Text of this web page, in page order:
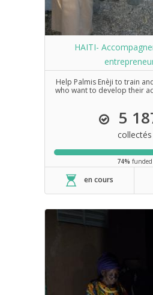
HAITI-
Help Palmis Enèji to train
who want to develop their
5
collectés
74% funded
en cours